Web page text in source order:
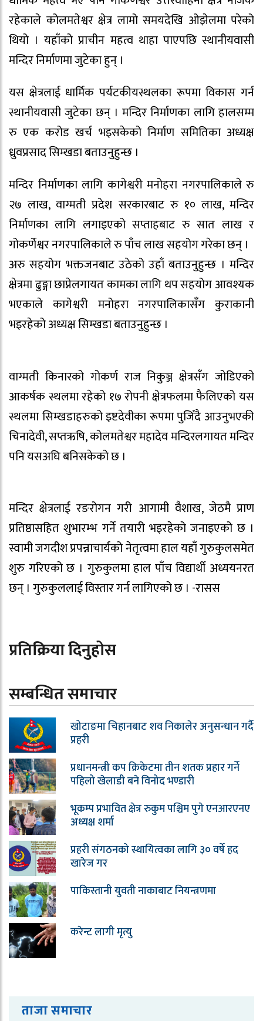
रहेकाले कोलमतेश्वर क्षेत्र लामो समयदेखि ओझेलमा परेको
थियो । यहाँको प्राचीन महत्व थाहा पाएपछि स्थानीयवासी
मन्दिर निर्माणमा जुटेका हुन् ।
यस क्षेत्रलाई धार्मिक पर्यटकीयस्थलका रूपमा विकास गर्न
स्थानीयवासी जुटेका छन् । मन्दिर निर्माणका लागि हालसम्म
रु एक करोड खर्च भइसकेको निर्माण समितिका अध्यक्ष
ध्रुवप्रसाद सिम्खडा बताउनुहुन्छ ।
मन्दिर निर्माणका लागि कागेश्वरी मनोहरा नगरपालिकाले रु
२७ लाख, वाग्मती प्रदेश सरकारबाट रु १० लाख, मन्दिर
निर्माणका लागि लगाइएको सप्ताहबाट रु सात लाख र
गोकर्णेश्वर नगरपालिकाले रु पाँच लाख सहयोग गरेका छन् ।
अरु सहयोग भक्तजनबाट उठेको उहाँ बताउनुहुन्छ । मन्दिर
क्षेत्रमा ढुङ्गा छाप्नेलगायत कामका लागि थप सहयोग आवश्यक
भएकाले कागेश्वरी मनोहरा नगरपालिकासँग कुराकानी
भइरहेको अध्यक्ष सिम्खडा बताउनुहुन्छ ।
वाग्मती किनारको गोकर्ण राज निकुञ्ज क्षेत्रसँग जोडिएको
आकर्षक स्थलमा रहेको १७ रोपनी क्षेत्रफलमा फैलिएको यस
स्थलमा सिम्खडाहरुको इष्टदेवीका रूपमा पुजिँदै आउनुभएकी
चिनादेवी, सप्तऋषि, कोलमतेश्वर महादेव मन्दिरलगायत मन्दिर
पनि यसअघि बनिसकेको छ ।
मन्दिर क्षेत्रलाई रङरोगन गरी आगामी वैशाख, जेठमै प्राण
प्रतिष्ठासहित शुभारम्भ गर्ने तयारी भइरहेको जनाइएको छ ।
स्वामी जगदीश प्रपन्नाचार्यको नेतृत्वमा हाल यहाँ गुरुकुलसमेत
शुरु गरिएको छ । गुरुकुलमा हाल पाँच विद्यार्थी अध्ययनरत
छन् । गुरुकुललाई विस्तार गर्न लागिएको छ । -रासस
प्रतिक्रिया दिनुहोस
सम्बन्धित समाचार
खोटाङमा चिहानबाट शव निकालेर अनुसन्धान गर्दै
प्रहरी
प्रधानमन्त्री कप क्रिकेटमा तीन शतक प्रहार गर्ने
पहिलो खेलाडी बने विनोद भण्डारी
भूकम्प प्रभावित क्षेत्र रुकुम पश्चिम पुगे एनआरएनए
अध्यक्ष शर्मा
प्रहरी संगठनको स्थायित्वका लागि ३० वर्षे हद
खारेज गर
पाकिस्तानी युवती नाकाबाट नियन्त्रणमा
करेन्ट लागी मृत्यु
ताजा समाचार